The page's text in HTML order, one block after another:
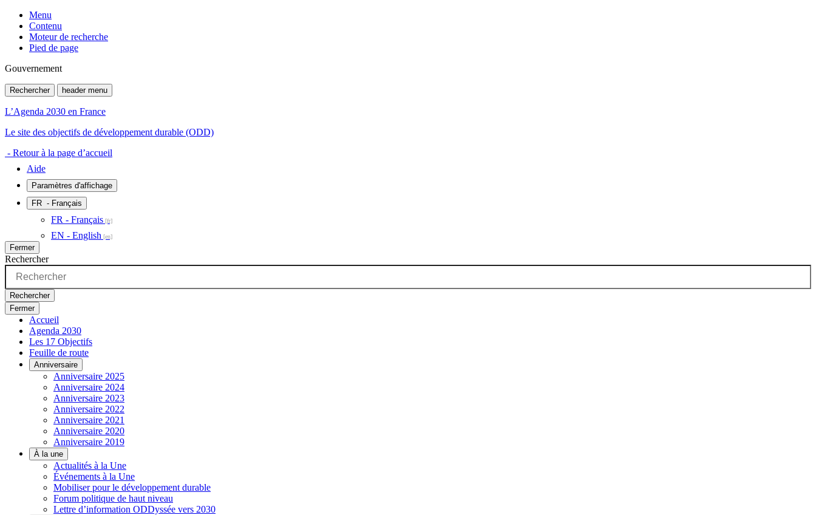
Menu
Contenu
Moteur de recherche
Pied de page
Gouvernement
Rechercher header menu
L’Agenda 2030 en France
Le site des objectifs de développement durable (ODD)
- Retour à la page d’accueil
Aide
Paramètres d'affichage
FR - Français
FR - Français
EN - English
Fermer
Rechercher
Rechercher
Fermer
Accueil
Agenda 2030
Les 17 Objectifs
Feuille de route
Anniversaire
Anniversaire 2025
Anniversaire 2024
Anniversaire 2023
Anniversaire 2022
Anniversaire 2021
Anniversaire 2020
Anniversaire 2019
À la une
Actualités à la Une
Événements à la Une
Mobiliser pour le développement durable
Forum politique de haut niveau
Lettre d’information ODDyssée vers 2030